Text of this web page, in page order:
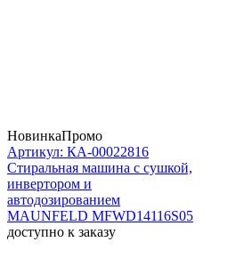
НовинкаПромо
Артикул: КА-00022816
Стиральная машина c сушкой,
инвертором и
автодозированием
MAUNFELD MFWD14116S05
доступно к заказу